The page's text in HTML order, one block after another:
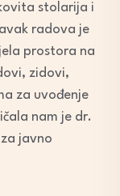
stolarija i
radova je
prostora na
zidovi,
za uvođenje
nam je dr.
javno